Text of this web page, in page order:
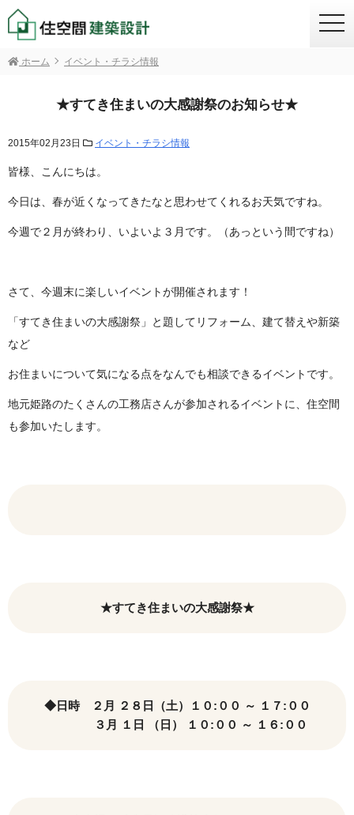
ホーム イベント・チラシ情報
★すてき住まいの大感謝祭のお知らせ★
2015年02月23日 イベント・チラシ情報
皆様、こんにちは。
今日は、春が近くなってきたなと思わせてくれるお天気ですね。
今週で２月が終わり、いよいよ３月です。（あっという間ですね）
さて、今週末に楽しいイベントが開催されます！
「すてき住まいの大感謝祭」と題してリフォーム、建て替えや新築
など
お住まいについて気になる点をなんでも相談できるイベントです。
地元姫路のたくさんの工務店さんが参加されるイベントに、住空間
も参加いたします。
★すてき住まいの大感謝祭★
◆日時 ２月 ２８日（土）１０:００ ～ １７:００
３月 １日 （日） １０:００ ～ １６:００